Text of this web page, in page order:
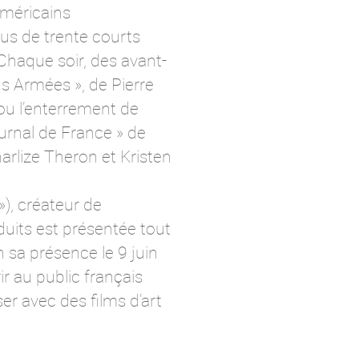
de trente courts
soir, des avant-
Armées », de Pierre
l’enterrement de
de France » de
Theron et Kristen
créateur de
est présentée tout
sa présence le 9 juin
au public français
avec des films d’art